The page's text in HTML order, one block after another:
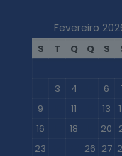
Fevereiro
S T Q Q S
3 4 6
9
11 13
16
18 20
23
26 27